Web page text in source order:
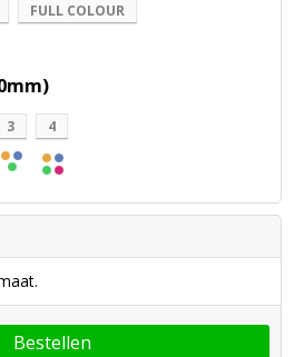
FULL COLOUR
3 4
Bestellen